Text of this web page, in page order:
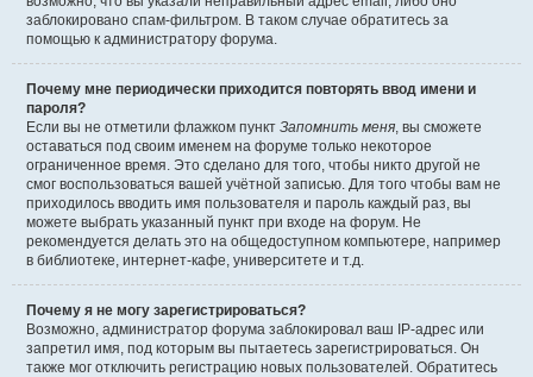
заблокировано спам-фильтром. В таком случае обратитесь за
помощью к администратору форума.
Почему мне периодически приходится повторять ввод имени и
пароля?
Если вы не отметили флажком пункт Запомнить меня, вы сможете
оставаться под своим именем на форуме только некоторое
ограниченное время. Это сделано для того, чтобы никто другой не
смог воспользоваться вашей учётной записью. Для того чтобы вам не
приходилось вводить имя пользователя и пароль каждый раз, вы
можете выбрать указанный пункт при входе на форум. Не
рекомендуется делать это на общедоступном компьютере, например
в библиотеке, интернет-кафе, университете и т.д.
Почему я не могу зарегистрироваться?
Возможно, администратор форума заблокировал ваш IP-адрес или
запретил имя, под которым вы пытаетесь зарегистрироваться. Он
также мог отключить регистрацию новых пользователей. Обратитесь